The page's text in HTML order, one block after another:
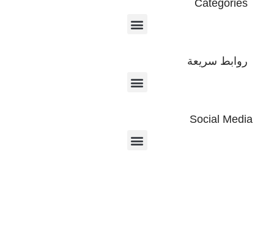
Categories
روابط سريعة
Social Media